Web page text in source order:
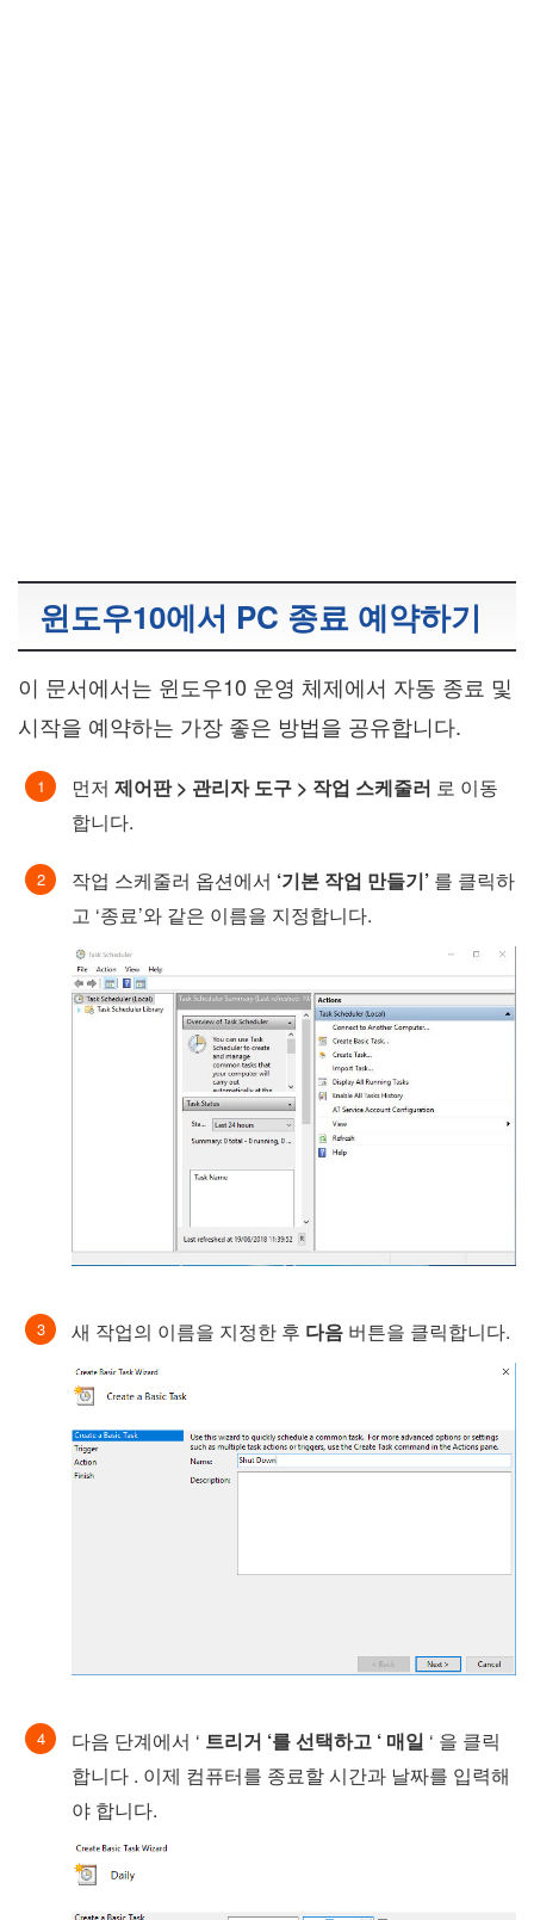
윈도우10에서 PC 종료 예약하기
이 문서에서는 윈도우10 운영 체제에서 자동 종료 및
시작을 예약하는 가장 좋은 방법을 공유합니다.
먼저 제어판 > 관리자 도구 > 작업 스케줄러 로 이동
합니다.
작업 스케줄러 옵션에서 ‘기본 작업 만들기’ 를 클릭하
고 ‘종료’와 같은 이름을 지정합니다.
새 작업의 이름을 지정한 후 다음 버튼을 클릭합니다.
다음 단계에서 ‘ 트리거 ‘를 선택하고 ‘ 매일 ‘ 을 클릭
합니다 . 이제 컴퓨터를 종료할 시간과 날짜를 입력해
야 합니다.